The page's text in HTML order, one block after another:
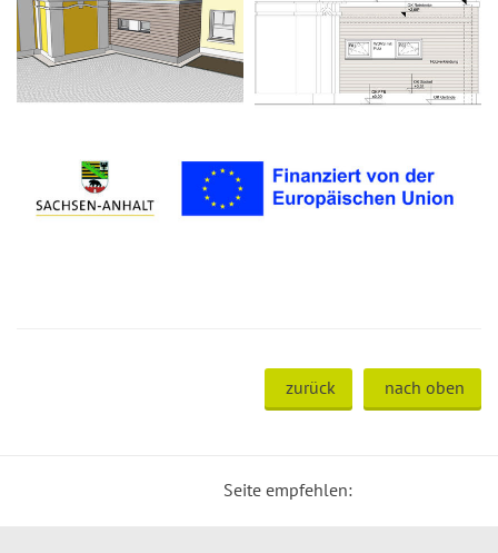
zurück nach oben
Seite empfehlen: